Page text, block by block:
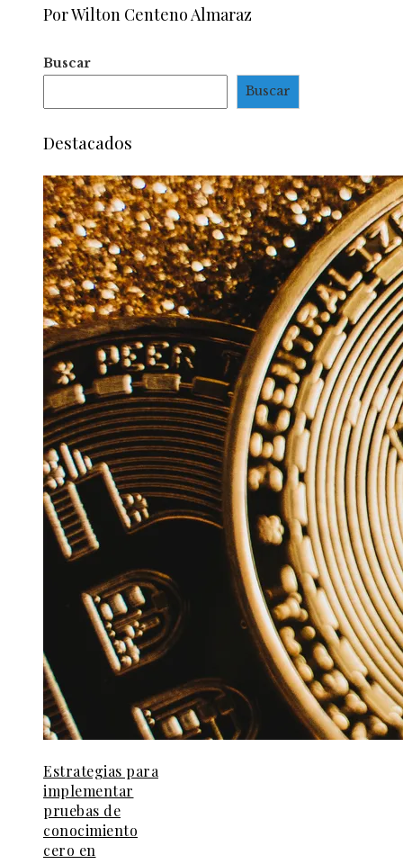
Por Wilton Centeno Almaraz
Buscar
Buscar
Destacados
Estrategias para
implementar
pruebas de
conocimiento
cero en